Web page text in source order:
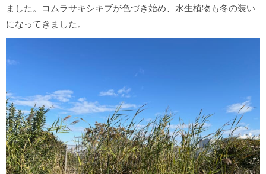
ました。コムラサキシキブが色づき始め、水生植物も冬の装い
になってきました。